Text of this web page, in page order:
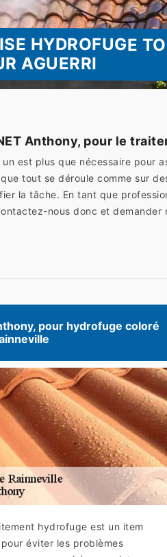
HYDROFUGE
AGUERRI
Anthony, pour le
est plus que nécessaire pour
que tout se déroule comme sur
la tâche. En tant que
nous donc et
pour hydrofuge coloré
hydrofuge est un item
éviter les problèmes